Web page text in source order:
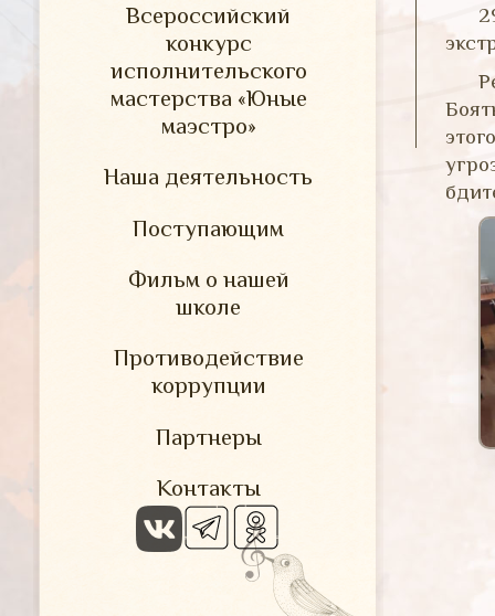
Всероссийский
конкурс
исполнительского
мастерства «Юные
маэстро»
Наша деятельность
Поступающим
Фильм о нашей
школе
Противодействие
коррупции
Партнеры
Контакты